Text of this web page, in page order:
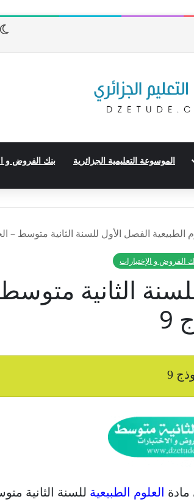
الموسوعة التعليمية الجزائرية بنك الفروض و
الطبيعية الفصل الأول للسنة الثانية متوسط –
الفروض و الإختبارات
الثانية
9
العلوم الطبيعية للسنة الثانية